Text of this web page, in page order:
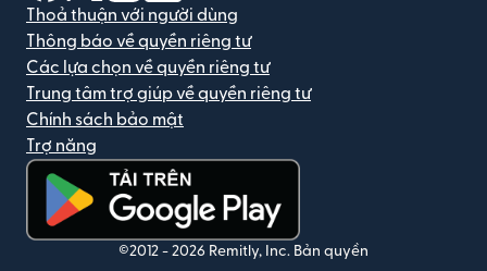
Thoả thuận với người dùng
Thông báo về quyền riêng tư
Các lựa chọn về quyền riêng tư
Trung tâm trợ giúp về quyền riêng tư
Chính sách bảo mật
Trợ năng
(mở trong cửa sổ mới)
©2012 - 2026 Remitly, Inc. Bản quyền